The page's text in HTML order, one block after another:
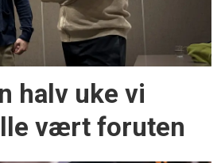
halv uke vi
vært foruten